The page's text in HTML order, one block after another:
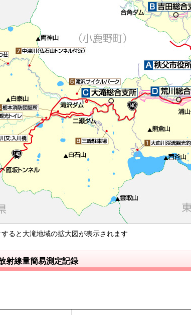
ると大滝地域の拡大図が表示されます
射線量簡易測定記録